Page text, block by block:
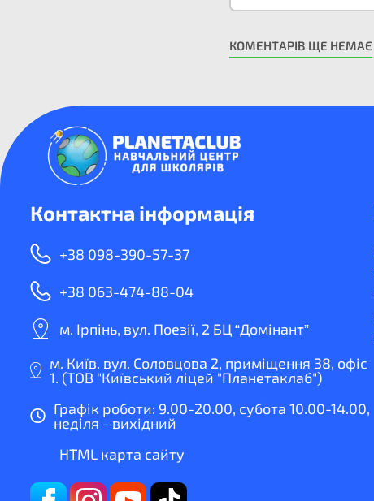
КОМЕНТАРІВ ЩЕ НЕМАЄ
Контактна інформація
+38 098-390-57-37
+38 063-474-88-04
м. Ірпінь, вул. Поезії, 2 БЦ “Домінант”
м. Київ. вул. Соловцова 2, приміщення 38, офіс
1. (ТОВ "Київський ліцей "Планетаклаб")
Графік роботи: 9.00-20.00, субота 10.00-14.00,
неділя - вихідний
HTML карта сайту